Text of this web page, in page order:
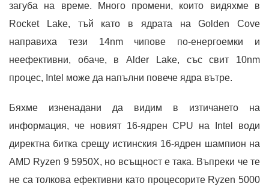
загуба на време. Много промени, които видяхме в
Rocket Lake, тъй като в ядрата на Golden Cove
направиха тези 14nm чипове по-енергоемки и
неефективни, обаче, в Alder Lake, със свит 10nm
процес, Intel може да напълни повече ядра вътре.
Бяхме изненадани да видим в изтичането на
информация, че новият 16-ядрен CPU на Intel води
директна битка срещу истинския 16-ядрен шампион на
AMD Ryzen 9 5950X, но всъщност е така. Въпреки че те
не са толкова ефективни като процесорите Ryzen 5000